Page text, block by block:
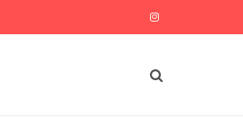
I
s